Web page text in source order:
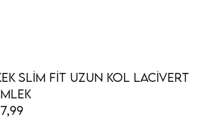
Slim Fit Uzun Kol Lacivert